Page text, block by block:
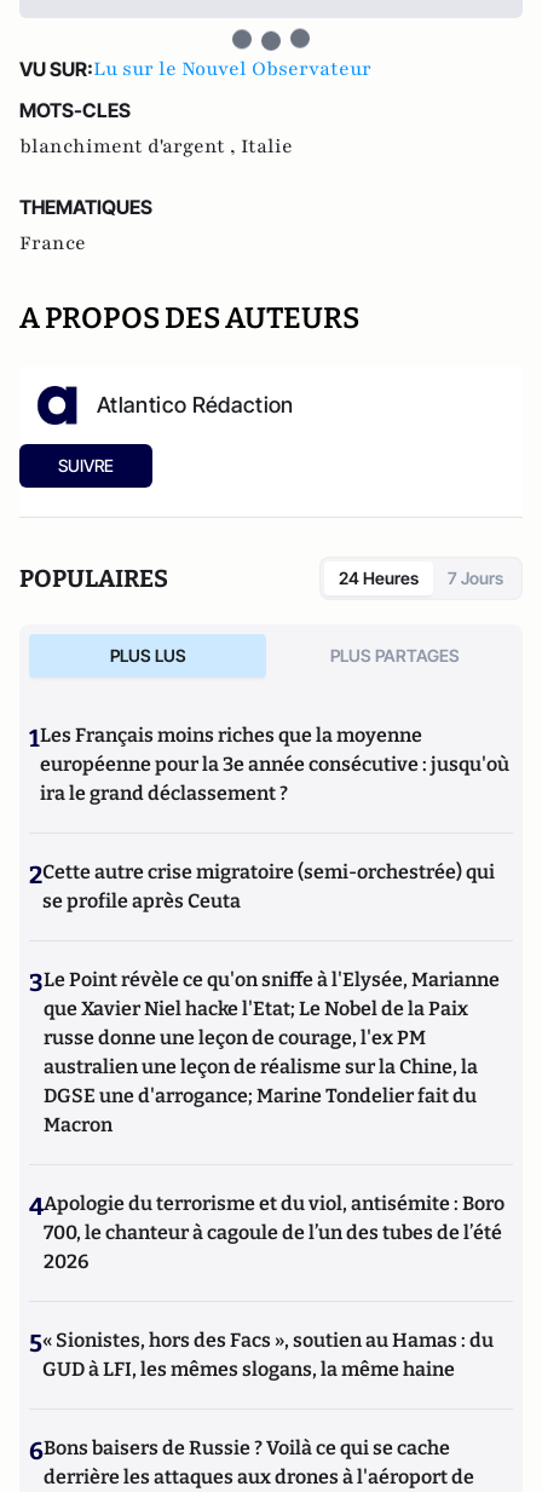
VU SUR:Lu sur le Nouvel Observateur
MOTS-CLES
blanchiment d'argent , Italie
THEMATIQUES
France
A PROPOS DES AUTEURS
Atlantico Rédaction
SUIVRE
POPULAIRES 24 Heures 7 Jours
PLUS LUS PLUS PARTAGES
1Les Français moins riches que la moyenne
européenne pour la 3e année consécutive : jusqu'où
ira le grand déclassement ?
2Cette autre crise migratoire (semi-orchestrée) qui
se profile après Ceuta
3Le Point révèle ce qu'on sniffe à l'Elysée, Marianne
que Xavier Niel hacke l'Etat; Le Nobel de la Paix
russe donne une leçon de courage, l'ex PM
australien une leçon de réalisme sur la Chine, la
DGSE une d'arrogance; Marine Tondelier fait du
Macron
4Apologie du terrorisme et du viol, antisémite : Boro
700, le chanteur à cagoule de l’un des tubes de l’été
2026
5« Sionistes, hors des Facs », soutien au Hamas : du
GUD à LFI, les mêmes slogans, la même haine
6Bons baisers de Russie ? Voilà ce qui se cache
derrière les attaques aux drones à l'aéroport de